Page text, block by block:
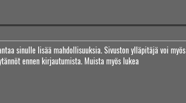
sinulle lisää mahdollisuuksia. Sivuston ylläpitäjä voi myös
ennen kirjautumista. Muista myös lukea